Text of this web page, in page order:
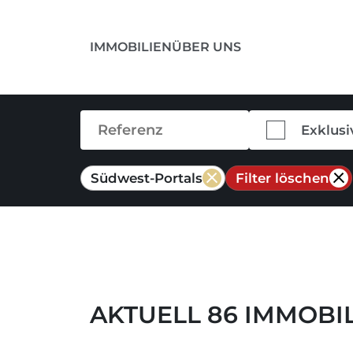
IMMOBILIENÜBER UNS
Südwest-Portals Filter löschen
AKTUELL 86